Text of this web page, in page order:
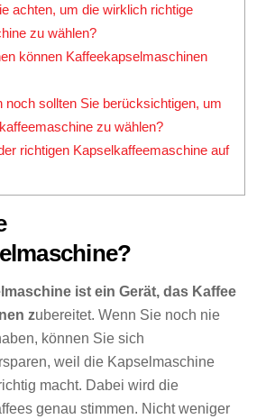
achten, um die wirklich richtige
zu wählen?
können Kaffeekapselmaschinen
noch sollten Sie berücksichtigen, um
zu wählen?
richtigen Kapselkaffeemaschine auf
ist ein Gerät, das Kaffee
zubereitet. Wenn Sie noch nie
können Sie sich
weil die Kapselmaschine
macht. Dabei wird die
genau stimmen. Nicht weniger